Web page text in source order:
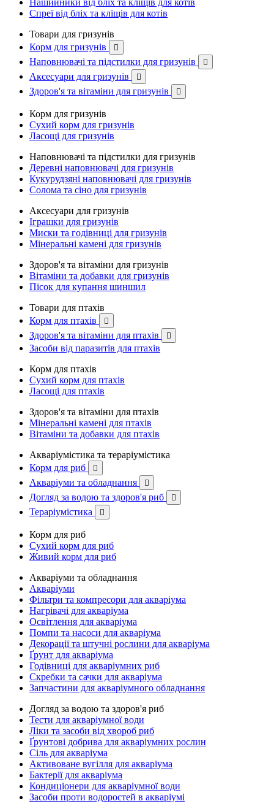
Нашийники від бліх та кліщів для котів
Спреї від бліх та кліщів для котів
Товари для гризунів
Корм для гризунів

Наповнювачі та підстилки для гризунів 
Аксесуари для гризунів 
Здоров'я та вітаміни для гризунів 
Корм для гризунів
Сухий корм для гризунів
Ласощі для гризунів
Наповнювачі та підстилки для гризунів
Деревні наповнювачі для гризунів
Кукурудзяні наповнювачі для гризунів
Солома та сіно для гризунів
Аксесуари для гризунів
Іграшки для гризунів
Миски та годівниці для гризунів
Мінеральні камені для гризунів
Здоров'я та вітаміни для гризунів
Вітаміни та добавки для гризунів
Пісок для купання шиншил
Товари для птахів
Корм для птахів

Здоров'я та вітаміни для птахів 
Засоби від паразитів для птахів
Корм для птахів
Сухий корм для птахів
Ласощі для птахів
Здоров'я та вітаміни для птахів
Мінеральні камені для птахів
Вітаміни та добавки для птахів
Акваріумістика та тераріумістика
Корм для риб

Акваріуми та обладнання 
Догляд за водою та здоров'я риб 
Тераріумістика 
Корм для риб
Сухий корм для риб
Живий корм для риб
Акваріуми та обладнання
Акваріуми
Фільтри та компресори для акваріума
Нагрівачі для акваріума
Освітлення для акваріума
Помпи та насоси для акваріума
Декорації та штучні рослини для акваріума
Ґрунт для акваріума
Годівниці для акваріумних риб
Скребки та сачки для акваріума
Запчастини для акваріумного обладнання
Догляд за водою та здоров'я риб
Тести для акваріумної води
Ліки та засоби від хвороб риб
Ґрунтові добрива для акваріумних рослин
Сіль для акваріума
Активоване вугілля для акваріума
Бактерії для акваріума
Кондиціонери для акваріумної води
Засоби проти водоростей в акваріумі